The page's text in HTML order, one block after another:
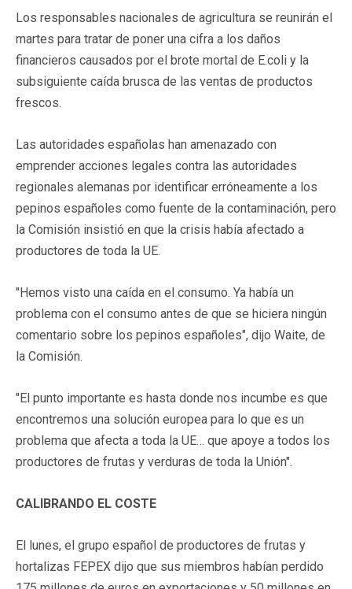
Los responsables nacionales de agricultura se reunirán el
martes para tratar de poner una cifra a los daños
financieros causados por el brote mortal de E.coli y la
subsiguiente caída brusca de las ventas de productos
frescos.
Las autoridades españolas han amenazado con
emprender acciones legales contra las autoridades
regionales alemanas por identificar erróneamente a los
pepinos españoles como fuente de la contaminación, pero
la Comisión insistió en que la crisis había afectado a
productores de toda la UE.
"Hemos visto una caída en el consumo. Ya había un
problema con el consumo antes de que se hiciera ningún
comentario sobre los pepinos españoles", dijo Waite, de
la Comisión.
"El punto importante es hasta donde nos incumbe es que
encontremos una solución europea para lo que es un
problema que afecta a toda la UE… que apoye a todos los
productores de frutas y verduras de toda la Unión".
CALIBRANDO EL COSTE
El lunes, el grupo español de productores de frutas y
hortalizas FEPEX dijo que sus miembros habían perdido